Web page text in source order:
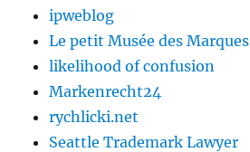
ipweblog
Le petit Musée des Marques
likelihood of confusion
Markenrecht24
rychlicki.net
Seattle Trademark Lawyer